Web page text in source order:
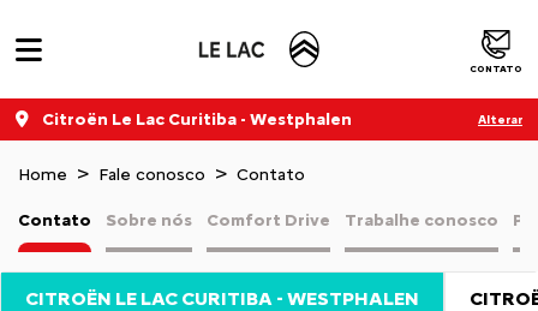
CONTATO
Citroën Le Lac Curitiba - Westphalen Alterar
Home Fale conosco Contato
Sobre nós
Contato Comfort Drive Trabalhe conosco
CITROËN LE LAC CURITIBA - WESTPHALEN